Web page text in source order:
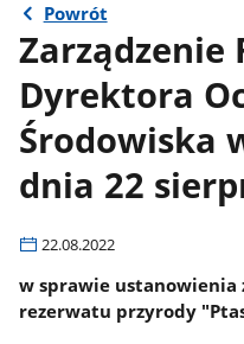
Powrót
Zarządzenie
Dyrektora
Środowiska
dnia 22
22.08.2022
w sprawie ustanowienia
rezerwatu przyrody